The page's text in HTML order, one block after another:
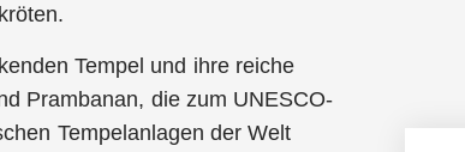
Tempel und ihre reiche
Prambanan, die zum UNESCO-
Tempelanlagen der Welt